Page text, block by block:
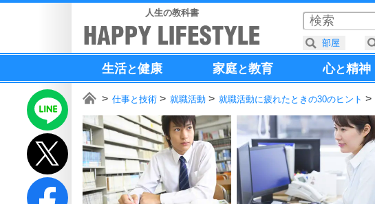
人生の教科書
生活と健康 家庭と教育 心と精神
仕事と技術 就職活動 就職活動に疲れたときの30のヒント
部屋